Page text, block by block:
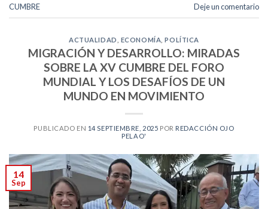
CUMBRE
Deje un comentario
ACTUALIDAD ECONOMÍA ,POLÍTICA
MIGRACIÓN Y DESARROLLO: MIRADAS
SOBRE LA XV CUMBRE DEL FORO
MUNDIAL Y LOS DESAFÍOS DE UN
MUNDO EN MOVIMIENTO
PUBLICADO EN 14 SEPTIEMBRE, 2025 POR REDACCIÓN OJO
PELAO'
14
Sep